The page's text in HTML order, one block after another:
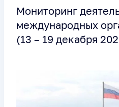
Мониторинг
международных
(13 – 19 декабря